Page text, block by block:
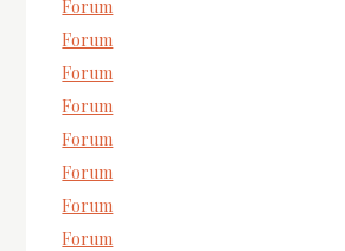
Forum
Forum
Forum
Forum
Forum
Forum
Forum
Forum